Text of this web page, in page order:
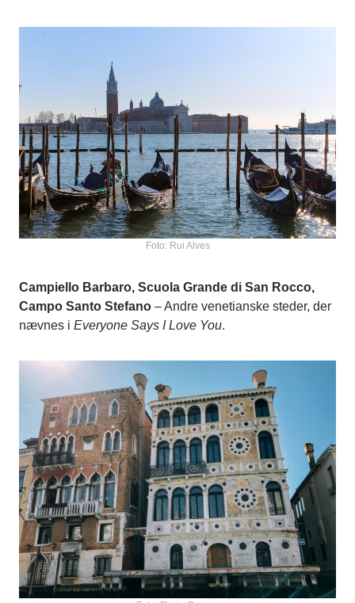
Foto: Rui Alves
Campiello Barbaro, Scuola Grande di San Rocco,
Campo Santo Stefano – Andre venetianske steder, der
nævnes i Everyone Says I Love You.